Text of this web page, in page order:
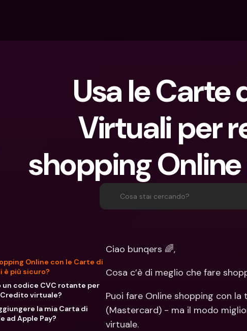
Per expat
Per coppie
Piani
bunq Core
bunq Pro
Usa le Carte
Virtuali per
shopping
Cosa stai cercando?
Online con le Carte di
più sicuro?
un codice CVC rotante per
virtuale?
la mia Carta di
ad Apple Pay?
Ciao bunqers 🌈,
Cosa c’è di meglio che fare
Puoi fare Online shopping con la
(Mastercard) - ma il modo
virtuale.